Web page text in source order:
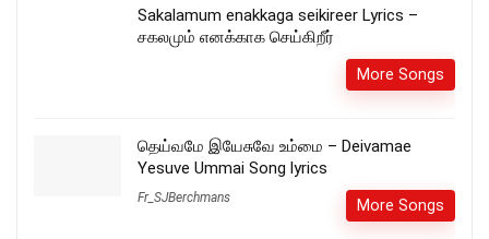
Sakalamum enakkaga seikireer Lyrics –
சகலமும் எனக்காக செய்கிறீர்
More Songs
தெய்வமே இயேசுவே உம்மை – Deivamae
Yesuve Ummai Song lyrics
Fr_SJBerchmans More Songs